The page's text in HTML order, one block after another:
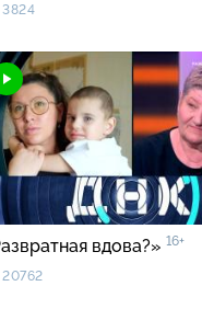
3824
вдова?» 16+
20762